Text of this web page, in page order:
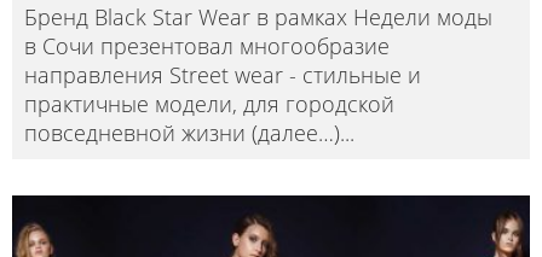
Бренд Black Star Wear в рамках Недели моды
в Сочи презентовал многообразие
направления Street wear - стильные и
практичные модели, для городской
повседневной жизни (далее…)...